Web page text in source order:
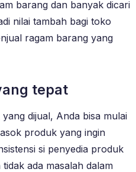
barang dan banyak dicari
nilai tambah bagi toko
ragam barang yang
tepat
dijual, Anda bisa mulai
produk yang ingin
si penyedia produk
ada masalah dalam